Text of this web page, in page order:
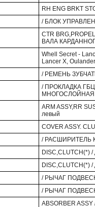
RH ENG BRKT
/ БЛОК
CTR
ВАЛА
Whell Secret -
Lancer X,
/ РЕМЕНЬ
/ ПРОКЛАДКА
МНОГОСЛОЙНАЯ
ARM ASSY,RR
левый
COVER ASSY.
/ РАСШИРИТЕЛЬ
/ РЫЧАГ
/ РЫЧАГ
ABSORBER